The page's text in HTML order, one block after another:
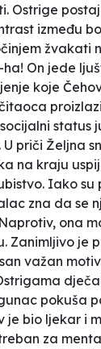
Ostrige
između
žvakati
On jede
koje
status
U priči Željna
na kraju
Iako su
zna da se
ona
Zanimljivo je
važan
pokuša
je bio ljekar i
za